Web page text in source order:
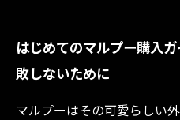
はじめてのマルプー購入
敗しないために
マルプーはその可愛らしい